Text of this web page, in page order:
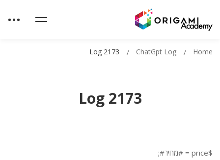
Log 2173
Home
ChatGpt Log
Log 2173
$price = #מחיר#;